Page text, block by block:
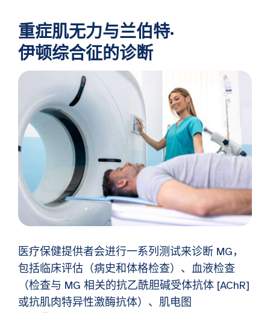
重症肌无力与兰伯特·
伊顿综合征的诊断
医疗保健提供者会进行一系列测试来诊断 MG，
包括临床评估（病史和体格检查）、血液检查
（检查与 MG 相关的抗乙酰胆碱受体抗体 [AChR]
或抗肌肉特异性激酶抗体）、肌电图